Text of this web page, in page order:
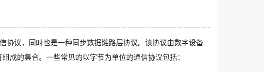
协议，同时也是一种同步数据链路层协议。该协议由数字设备
成的集合。一些常见的以字节为单位的通信协议包括：